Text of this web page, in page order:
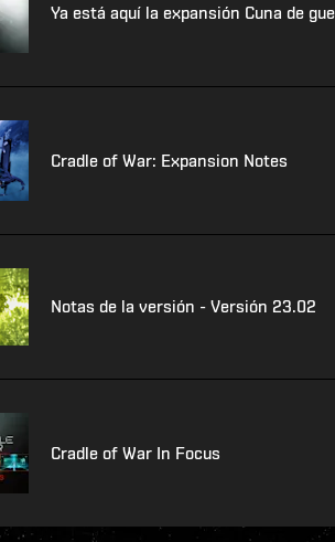
Ya está aquí la expansión Cuna de
Cradle of War: Expansion Notes
Notas de la versión - Versión 23.02
Cradle of War In Focus